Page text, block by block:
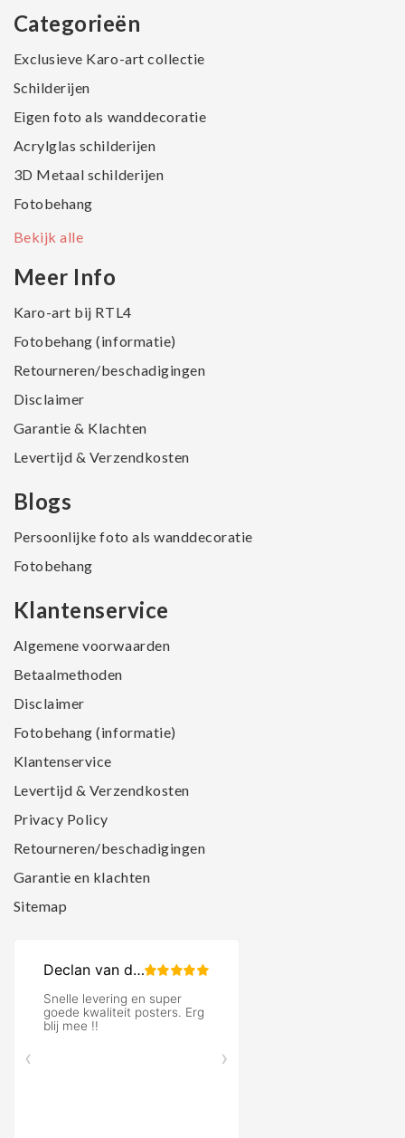
Categorieën
Exclusieve Karo-art collectie
Schilderijen
Eigen foto als wanddecoratie
Acrylglas schilderijen
3D Metaal schilderijen
Fotobehang
Bekijk alle
Meer Info
Karo-art bij RTL4
Fotobehang (informatie)
Retourneren/beschadigingen
Disclaimer
Garantie & Klachten
Levertijd & Verzendkosten
Blogs
Persoonlijke foto als wanddecoratie
Fotobehang
Klantenservice
Algemene voorwaarden
Betaalmethoden
Disclaimer
Fotobehang (informatie)
Klantenservice
Levertijd & Verzendkosten
Privacy Policy
Retourneren/beschadigingen
Garantie en klachten
Sitemap